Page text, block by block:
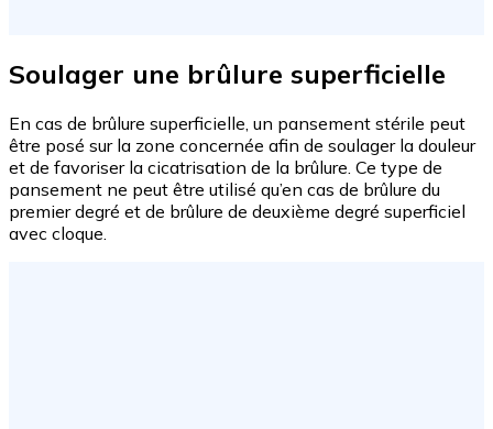
Soulager une brûlure superficielle
En cas de brûlure superficielle, un pansement stérile peut
être posé sur la zone concernée afin de soulager la douleur
et de favoriser la cicatrisation de la brûlure. Ce type de
pansement ne peut être utilisé qu’en cas de brûlure du
premier degré et de brûlure de deuxième degré superficiel
avec cloque.